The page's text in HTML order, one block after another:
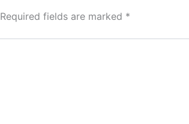
Required fields are marked *